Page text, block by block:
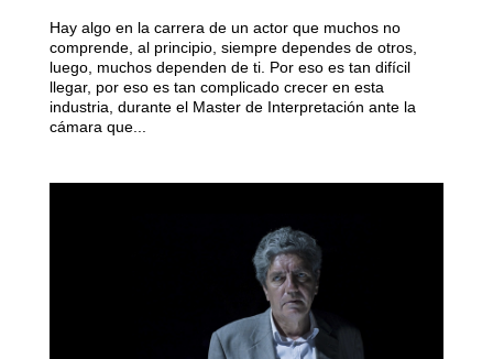
Hay algo en la carrera de un actor que muchos no
comprende, al principio, siempre dependes de otros,
luego, muchos dependen de ti. Por eso es tan difícil
llegar, por eso es tan complicado crecer en esta
industria, durante el Master de Interpretación ante la
cámara que...